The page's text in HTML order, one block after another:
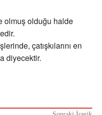
olmuş olduğu halde
çatışkılarını en
diyecektir.